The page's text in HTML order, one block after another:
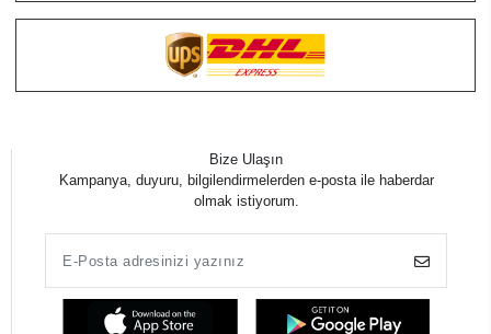
Bize Ulaşın
Kampanya, duyuru, bilgilendirmelerden e-posta ile haberdar
olmak istiyorum.